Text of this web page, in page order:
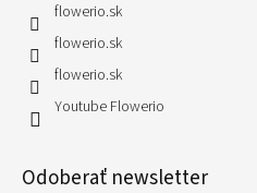
flowerio.sk
flowerio.sk
flowerio.sk
Youtube Flowerio
Odoberať newsletter